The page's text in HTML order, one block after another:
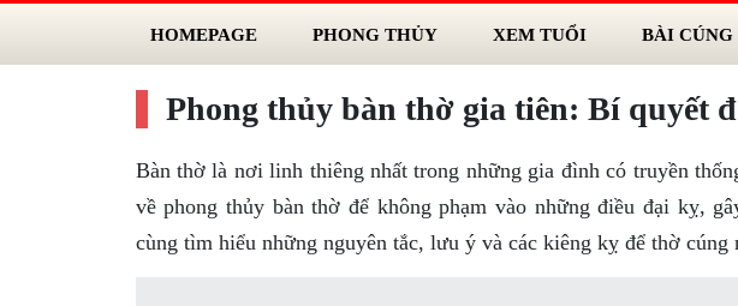
HOMEPAGE PHONG THỦY XEM TUỔI BÀI CÚNG
Phong thủy bàn thờ gia tiên: Bí quyết
Bàn thờ là nơi linh thiêng nhất trong những gia đình có truyền
về phong thủy bàn thờ để không phạm vào những điều đại kỵ,
cùng tìm hiểu những nguyên tắc, lưu ý và các kiêng kỵ để thờ cúng